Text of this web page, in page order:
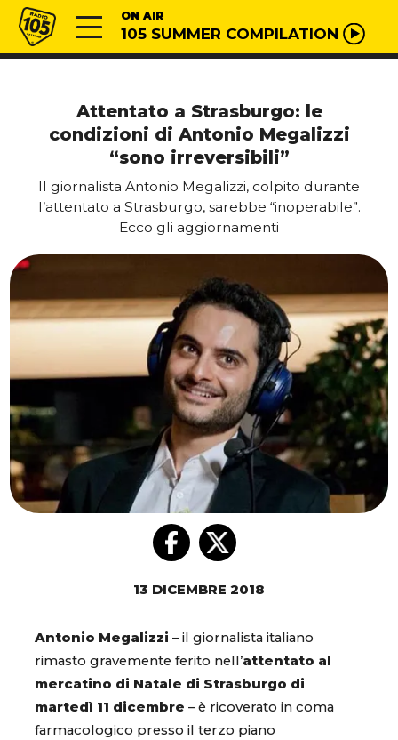
Vai al contenuto
Radio 105 ON AIR
105 SUMMER COMPILATION
Attentato a Strasburgo: le
condizioni di Antonio Megalizzi
“sono irreversibili”
Il giornalista Antonio Megalizzi, colpito durante
l’attentato a Strasburgo, sarebbe “inoperabile”.
Ecco gli aggiornamenti
13 DICEMBRE 2018
Antonio Megalizzi – il giornalista italiano
rimasto gravemente ferito nell’attentato al
mercatino di Natale di Strasburgo di
martedì 11 dicembre – è ricoverato in coma
farmacologico presso il terzo piano